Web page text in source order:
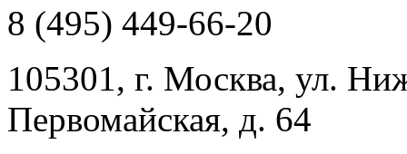
8 (495) 449-66-20
105301, г. Москва, ул.
Первомайская, д. 64